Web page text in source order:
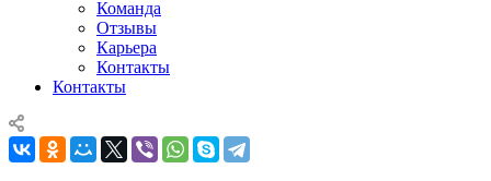
Команда
Отзывы
Карьера
Контакты
Контакты